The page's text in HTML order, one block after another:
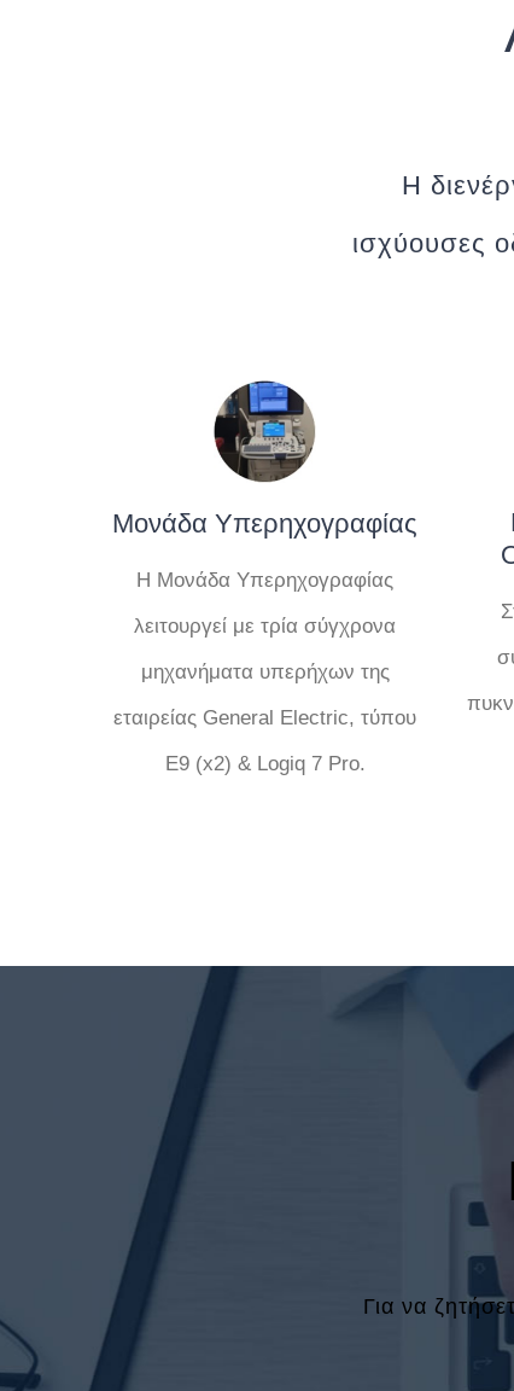
Η
ισχύουσες
Μονάδα Υπερηχογραφίας
Η Μονάδα Υπερηχογραφίας
λειτουργεί με τρία σύγχρονα
μηχανήματα υπερήχων της
εταιρείας General Electric, τύπου
Ε9 (x2) & Logiq 7 Pro.
Για να